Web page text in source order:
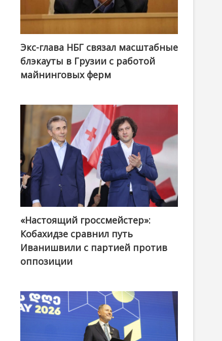
Экс-глава НБГ связал масштабные
блэкауты в Грузии с работой
майнинговых ферм
@ქართული ოცნება / Georgian Dream
«Настоящий гроссмейстер»:
Кобахидзе сравнил путь
Иванишвили с партией против
оппозиции